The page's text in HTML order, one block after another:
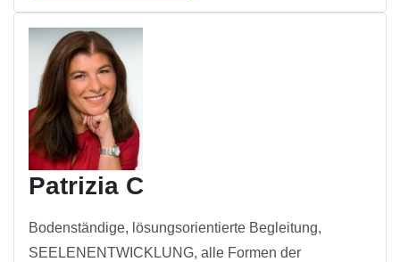
Patrizia C
Bodenständige, lösungsorientierte Begleitung,
SEELENENTWICKLUNG, alle Formen der